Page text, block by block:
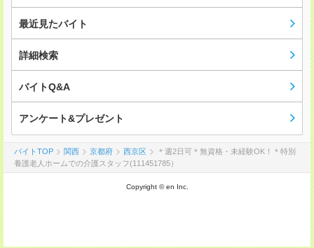
最近見たバイト
詳細検索
バイトQ&A
アンケート&プレゼント
バイトTOP 関西 京都府 西京区
＊週2日可＊無資格・未経験OK！＊特別
養護老人ホームでの介護スタッフ(111451785）
Copyright © en Inc.